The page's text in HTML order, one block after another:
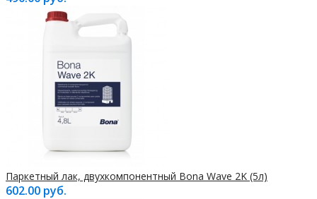
Паркетный лак, двухкомпонентный Bona Wave 2K (5л)
602.00 руб.